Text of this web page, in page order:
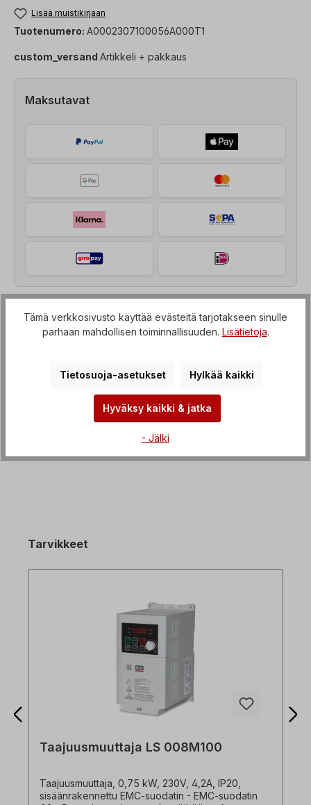
Lisää muistikirjaan
Tuotenumero: A0002307100056A000T1
custom_versand Artikkeli + pakkaus
Maksutavat
Kuvaus
50 Hz, 3 x 265/460 V-60 Hz…
Lisää
Tarvikkeet
Taajuusmuuttaja LS 008M100
Taajuusmuuttaja, 0,75 kW, 230V, 4,2A, IP20,
sisäänrakennettu EMC-suodatin - EMC-suodatin
Tämä verkkosivusto käyttää evästeitä tarjotakseen sinulle
parhaan mahdollisen toiminnallisuuden. Lisätietoja.
Tietosuoja-asetukset Hylkää kaikki
Hyväksy kaikki & jatka
- Jälki